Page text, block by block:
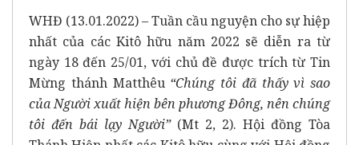
WHĐ (13.01.2022)– Tuần cầu nguyện cho sự hiệp
nhất của các Kitô hữu năm 2022 sẽ diễn ra từ
ngày 18 đến 25/01, với chủ đề được trích từ Tin
Mừng thánh Matthêu “Chúng tôi đã thấy vì sao
của Người xuất hiện bên phương Đông, nên chúng
tôi đến bái lạy Người”(Mt 2, 2). Hội đồng Tòa